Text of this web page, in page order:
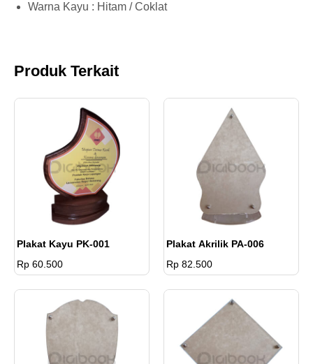
Warna Kayu : Hitam / Coklat
Produk Terkait
Plakat Kayu PK-001
Rp 60.500
Plakat Akrilik PA-006
Rp 82.500